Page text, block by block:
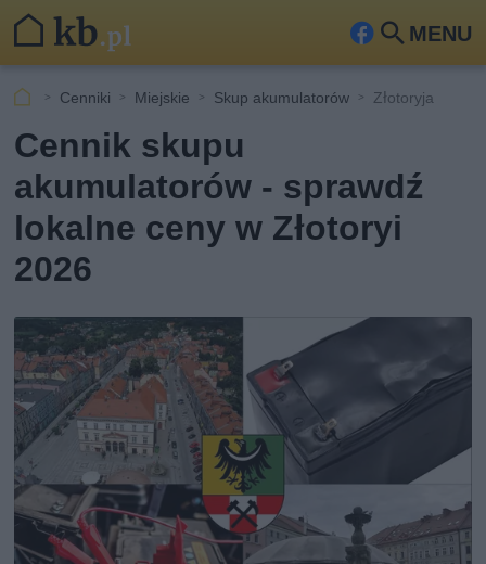
MENU
Fa
ook
Szu
kaj
Cenniki Miejskie Skup akumulatorów Złotoryja
Cennik skupu
akumulatorów - sprawdź
lokalne ceny w Złotoryi
2026